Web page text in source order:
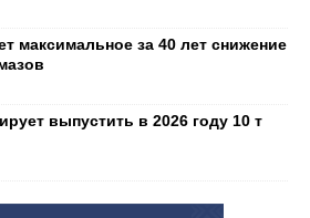
максимальное за 40 лет снижение
выпустить в 2026 году 10 т